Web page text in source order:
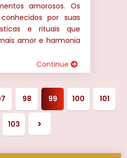
amorosos. Os
por suas
e rituais que
amor e harmonia
Continue
98 99 100 101
103
Próxima